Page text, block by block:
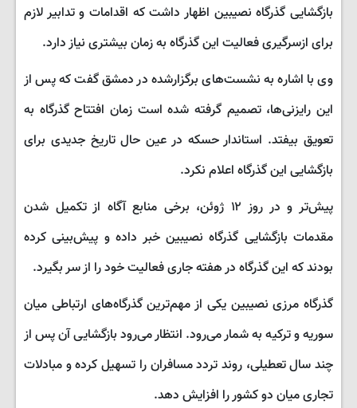
بازگشایی گذرگاه نصیبین اظهار داشت که اقدامات و تدابیر لازم
برای ازسرگیری فعالیت این گذرگاه به زمان بیشتری نیاز دارد.
وی با اشاره به نشست‌های برگزارشده در دمشق گفت که پس از
این رایزنی‌ها، تصمیم گرفته شده است زمان افتتاح گذرگاه به
تعویق بیفتد. استاندار حسکه در عین حال تاریخ جدیدی برای
بازگشایی این گذرگاه اعلام نکرد.
پیش‌تر و در روز ۱۲ ژوئن، برخی منابع آگاه از تکمیل شدن
مقدمات بازگشایی گذرگاه نصیبین خبر داده و پیش‌بینی کرده
بودند که این گذرگاه در هفته جاری فعالیت خود را از سر بگیرد.
گذرگاه مرزی نصیبین یکی از مهم‌ترین گذرگاه‌های ارتباطی میان
سوریه و ترکیه به شمار می‌رود. انتظار می‌رود بازگشایی آن پس از
چند سال تعطیلی، روند تردد مسافران را تسهیل کرده و مبادلات
تجاری میان دو کشور را افزایش دهد.